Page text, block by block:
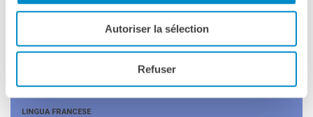
Autoriser la sélection
Refuser
LINGUA FRANCESE